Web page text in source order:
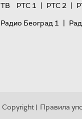
ТВ
РТС 1 | РТС 2 |
Радио Београд 1 |
Copyright | Правила